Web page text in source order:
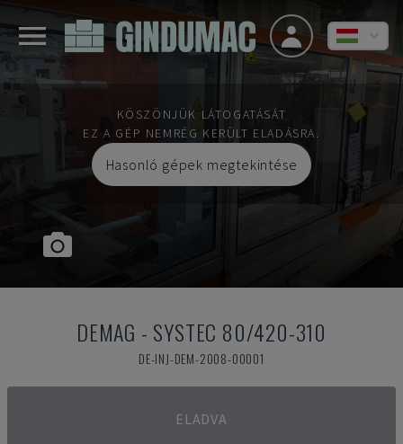
KÖSZÖNJÜK LÁTOGATÁSÁT
EZ A GÉP NEMRÉG KERÜLT ELADÁSRA.
Hasonló gépek megtekintése
DEMAG - SYSTEC 80/420-310
DE-INJ-DEM-2008-00001
ELADVA